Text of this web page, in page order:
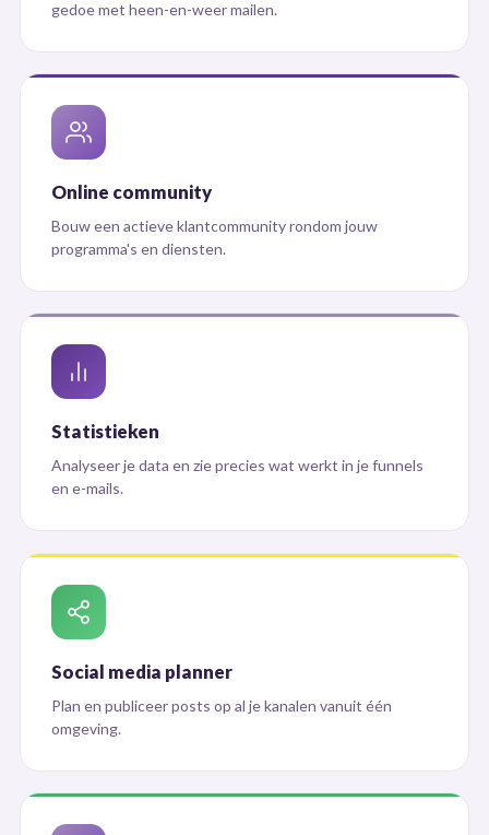
gedoe met heen-en-weer mailen.
Online community
Bouw een actieve klantcommunity rondom jouw
programma's en diensten.
Statistieken
Analyseer je data en zie precies wat werkt in je funnels
en e-mails.
Social media planner
Plan en publiceer posts op al je kanalen vanuit één
omgeving.